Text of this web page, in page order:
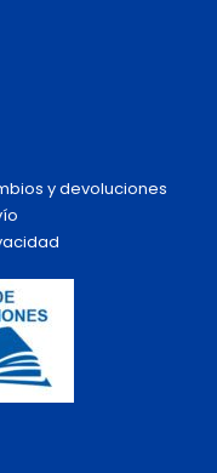
y devoluciones